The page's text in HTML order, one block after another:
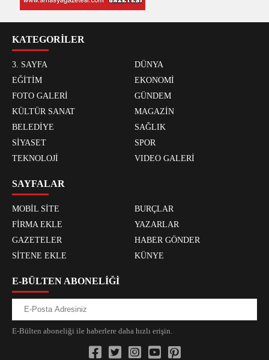
KATEGORİLER
3. SAYFA
DÜNYA
EĞİTİM
EKONOMİ
FOTO GALERİ
GÜNDEM
KÜLTÜR SANAT
MAGAZİN
BELEDİYE
SAĞLIK
SİYASET
SPOR
TEKNOLOJİ
VIDEO GALERİ
SAYFALAR
MOBİL SİTE
BURÇLAR
FİRMA EKLE
YAZARLAR
GAZETELER
HABER GÖNDER
SİTENE EKLE
KÜNYE
E-BÜLTEN ABONELİĞİ
E-Bülten aboneliği ile haberlere daha hızlı erişin.